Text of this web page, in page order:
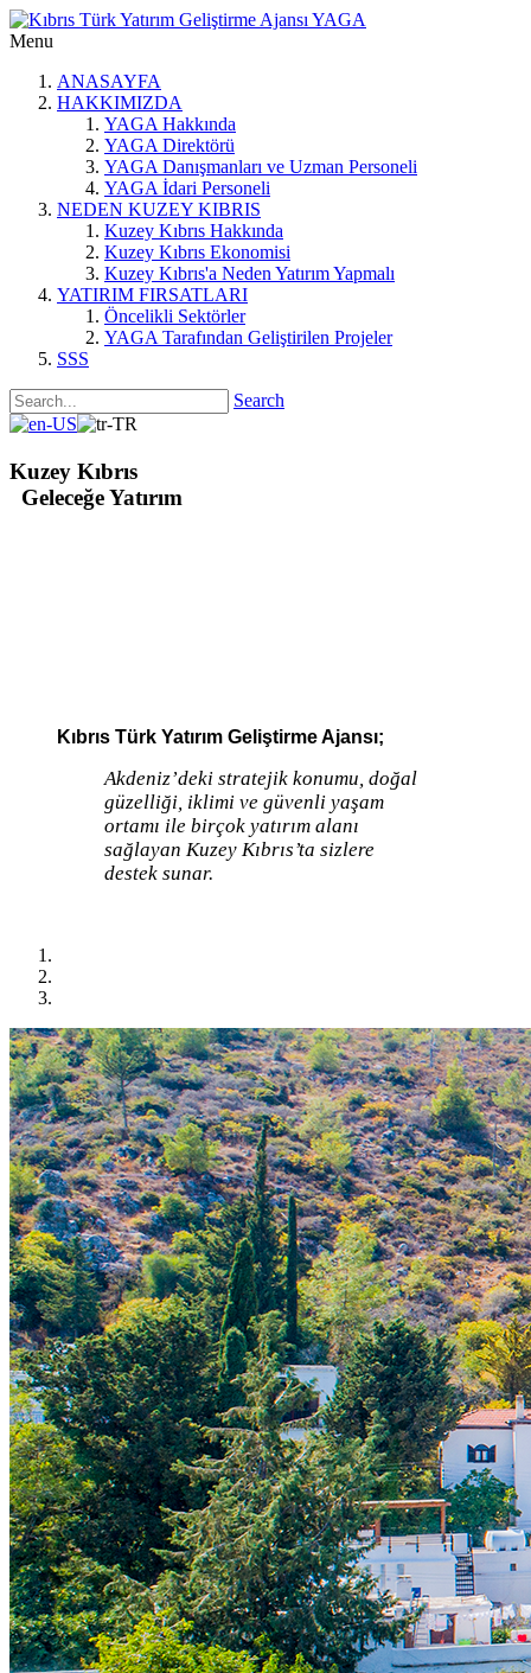
Menu
ANASAYFA
HAKKIMIZDA
YAGA Hakkında
YAGA Direktörü
YAGA Danışmanları ve Uzman Personeli
YAGA İdari Personeli
NEDEN KUZEY KIBRIS
Kuzey Kıbrıs Hakkında
Kuzey Kıbrıs Ekonomisi
Kuzey Kıbrıs'a Neden Yatırım Yapmalı
YATIRIM FIRSATLARI
Öncelikli Sektörler
YAGA Tarafından Geliştirilen Projeler
SSS
Search
Kuzey Kıbrıs
Geleceğe Yatırım
Kıbrıs Türk Yatırım Geliştirme Ajansı;
Akdeniz’deki stratejik konumu, doğal
güzelliği, iklimi ve güvenli yaşam
ortamı ile birçok yatırım alanı
sağlayan Kuzey Kıbrıs’ta sizlere
destek sunar.